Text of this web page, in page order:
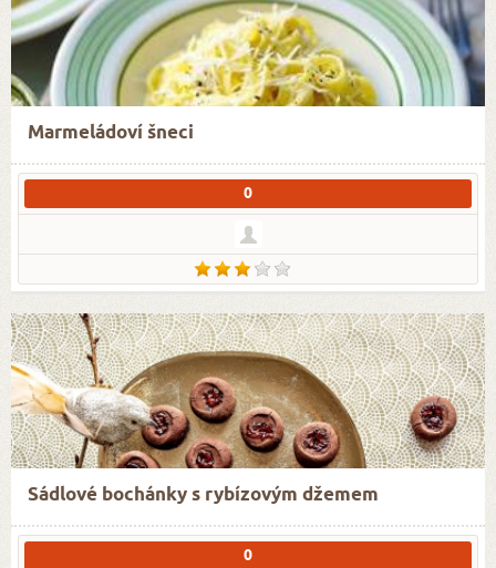
Marmeládoví šneci
0
Sádlové bochánky s rybízovým džemem
0